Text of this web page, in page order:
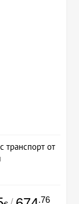
транспорт от
.76